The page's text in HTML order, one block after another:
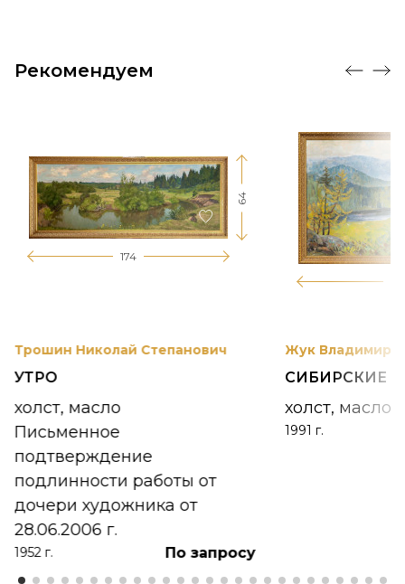
Рекомендуем
174
64
Трошин Николай Степанович
УТРО
холст, масло
Письменное
подтверждение
подлинности работы от
дочери художника от
28.06.2006 г.
1952 г. По запросу
Жук Владимир
СИБИРСКИЕ
холст, масло
1991 г.